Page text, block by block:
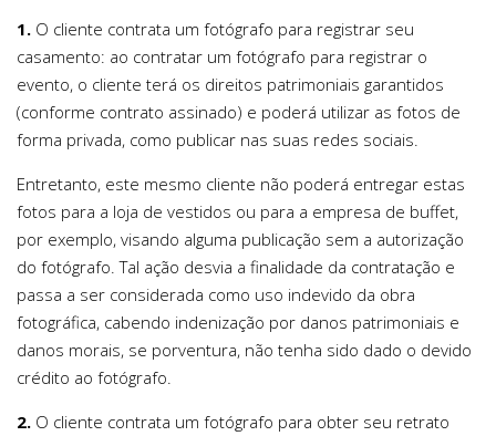
1. O cliente contrata um fotógrafo para registrar seu
casamento: ao contratar um fotógrafo para registrar o
evento, o cliente terá os direitos patrimoniais garantidos
(conforme contrato assinado) e poderá utilizar as fotos de
forma privada, como publicar nas suas redes sociais.
Entretanto, este mesmo cliente não poderá entregar estas
fotos para a loja de vestidos ou para a empresa de buffet,
por exemplo, visando alguma publicação sem a autorização
do fotógrafo. Tal ação desvia a finalidade da contratação e
passa a ser considerada como uso indevido da obra
fotográfica, cabendo indenização por danos patrimoniais e
danos morais, se porventura, não tenha sido dado o devido
crédito ao fotógrafo.
2. O cliente contrata um fotógrafo para obter seu retrato